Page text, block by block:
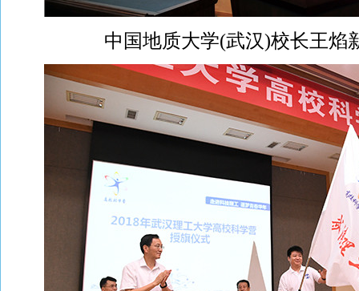
中国地质大学(武汉)校长王焰